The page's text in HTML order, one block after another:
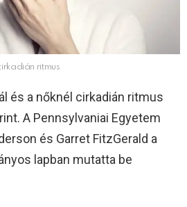
ritmus
és a nőknél cirkadián ritmus
A Pennsylvaniai Egyetem
és Garret FitzGerald a
lapban mutatta be